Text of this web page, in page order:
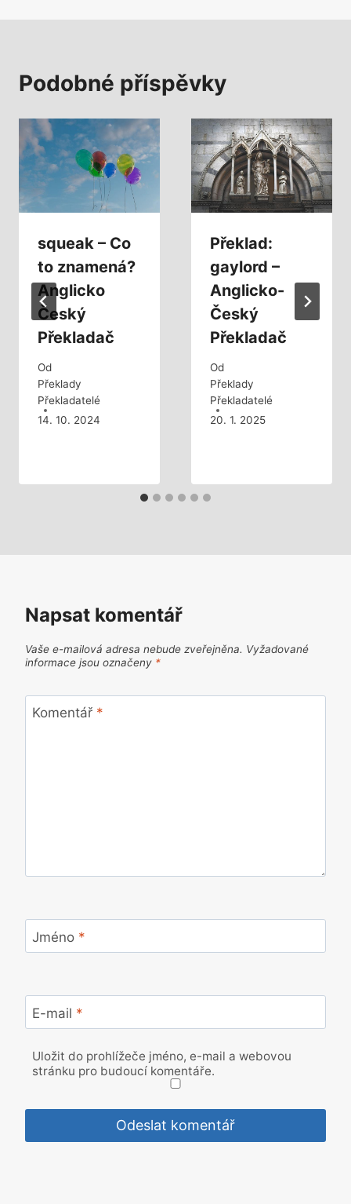
Podobné příspěvky
squeak – Co
to znamená?
Anglicko
Český
Překladač
Od
Překlady
Překladatelé
14. 10. 2024
Překlad:
gaylord –
Anglicko-
Český
Překladač
Od
Překlady
Překladatelé
20. 1. 2025
Napsat komentář
Vaše e-mailová adresa nebude zveřejněna. Vyžadované
informace jsou označeny *
Komentář *
Jméno *
E-mail *
Uložit do prohlížeče jméno, e-mail a webovou
stránku pro budoucí komentáře.